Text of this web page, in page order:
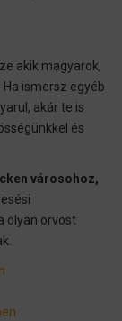
akik magyarok,
ismersz egyéb
akár te is
és
városohoz,
olyan orvost